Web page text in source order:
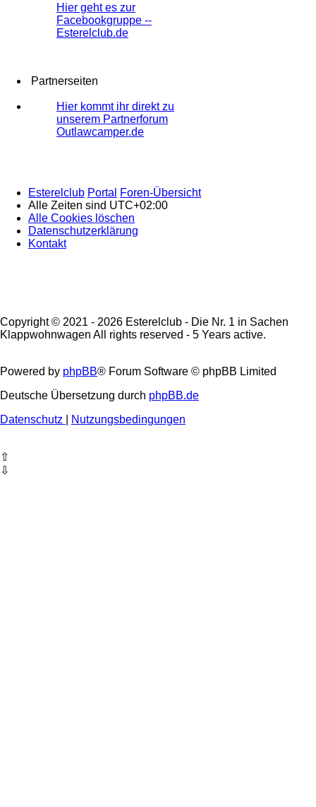
Hier geht es zur
Facebookgruppe --
Esterelclub.de
Partnerseiten
Hier kommt ihr direkt zu
unserem Partnerforum
Outlawcamper.de
Esterelclub Portal
Foren-Übersicht
Alle Zeiten sind UTC+02:00
Alle Cookies löschen
Datenschutzerklärung
Kontakt
Copyright © 2021 - 2026 Esterelclub - Die Nr. 1 in Sachen
Klappwohnwagen All rights reserved - 5 Years active.
Powered by phpBB® Forum Software © phpBB Limited
Deutsche Übersetzung durch phpBB.de
Datenschutz
Nutzungsbedingungen
⇧
⇩